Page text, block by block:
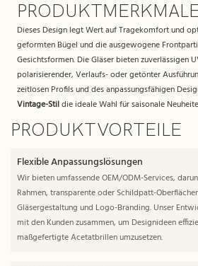
Dieses Design legt Wert auf Tragekomfort und
geformten Bügel und die ausgewogene
Gesichtsformen. Die Gläser bieten zuverlässigen
polarisierender, Verlaufs- oder getönter
zeitlosen Profils und des anpassungsfähigen
Vintage-Stildie ideale Wahl für saisonale
PRODUKTVORTEILE
Flexible Anpassungslösungen
Wir bieten umfassende OEM/ODM-Services,
Rahmen, transparente oder Schildpatt-
Gläsergestaltung und Logo-Branding. Unser
mit den Kunden zusammen, um Designideen
maßgefertigte Acetatbrillen umzusetzen.